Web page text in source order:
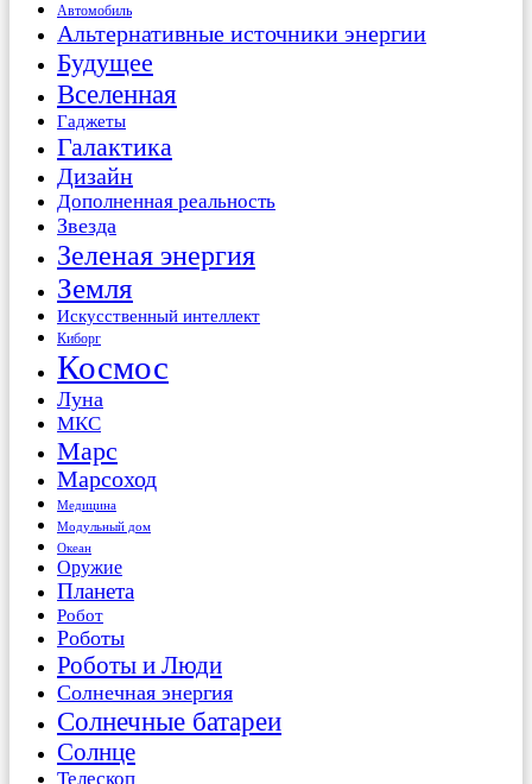
Автомобиль
Альтернативные источники энергии
Будущее
Вселенная
Гаджеты
Галактика
Дизайн
Дополненная реальность
Звезда
Зеленая энергия
Земля
Искусственный интеллект
Киборг
Космос
Луна
МКС
Марс
Марсоход
Медицина
Модульный дом
Океан
Оружие
Планета
Робот
Роботы
Роботы и Люди
Солнечная энергия
Солнечные батареи
Солнце
Телескоп